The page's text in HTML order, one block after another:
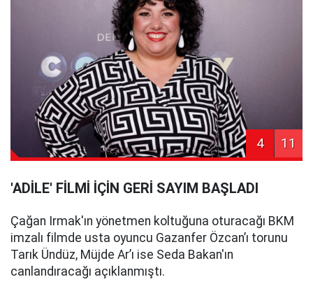
4 11
'ADİLE' FİLMİ İÇİN GERİ SAYIM BAŞLADI
Çağan Irmak'ın yönetmen koltuğuna oturacağı BKM
imzalı filmde usta oyuncu Gazanfer Özcan’ı torunu
Tarık Ündüz, Müjde Ar’ı ise Seda Bakan'ın
canlandıracağı açıklanmıştı.